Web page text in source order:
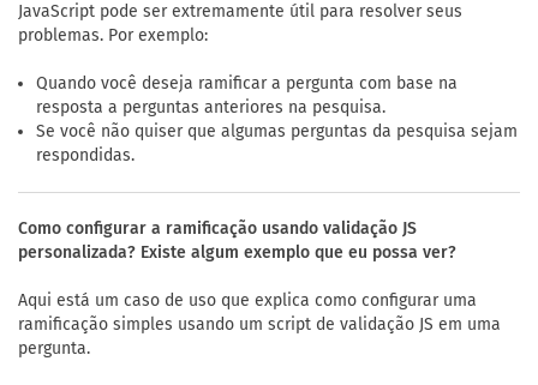
JavaScript pode ser extremamente útil para resolver seus
problemas. Por exemplo:
Quando você deseja ramificar a pergunta com base na
resposta a perguntas anteriores na pesquisa.
Se você não quiser que algumas perguntas da pesquisa sejam
respondidas.
Como configurar a ramificação usando validação JS
personalizada? Existe algum exemplo que eu possa ver?
Aqui está um caso de uso que explica como configurar uma
ramificação simples usando um script de validação JS em uma
pergunta.